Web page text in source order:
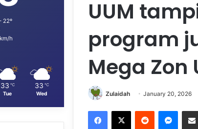
UUM
program
Mega Zon
Zulaidah January 20, 2026
22º
h
33 ℃
Tue
33 ℃
Wed